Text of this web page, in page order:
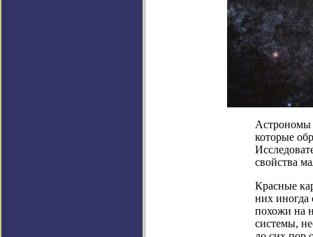
Астрономы
которые
свойства
Красные
них иногда
похожи на
системы,